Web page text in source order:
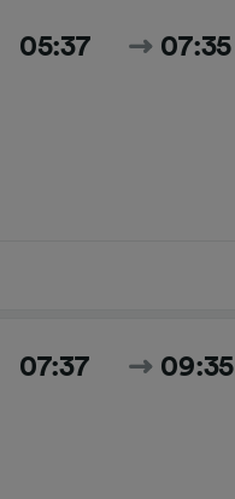
05:37 07:35
07:37 09:35